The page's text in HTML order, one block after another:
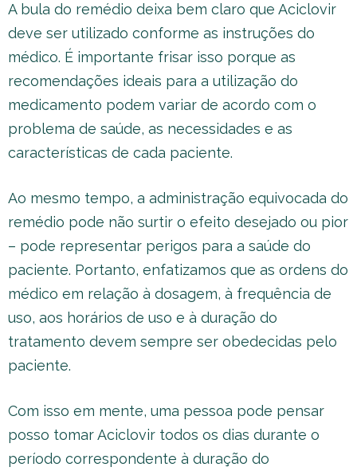
A bula do remédio deixa bem claro que Aciclovir
deve ser utilizado conforme as instruções do
médico. É importante frisar isso porque as
recomendações ideais para a utilização do
medicamento podem variar de acordo com o
problema de saúde, as necessidades e as
características de cada paciente.
Ao mesmo tempo, a administração equivocada do
remédio pode não surtir o efeito desejado ou pior
– pode representar perigos para a saúde do
paciente. Portanto, enfatizamos que as ordens do
médico em relação à dosagem, à frequência de
uso, aos horários de uso e à duração do
tratamento devem sempre ser obedecidas pelo
paciente.
Com isso em mente, uma pessoa pode pensar
posso tomar Aciclovir todos os dias durante o
período correspondente à duração do